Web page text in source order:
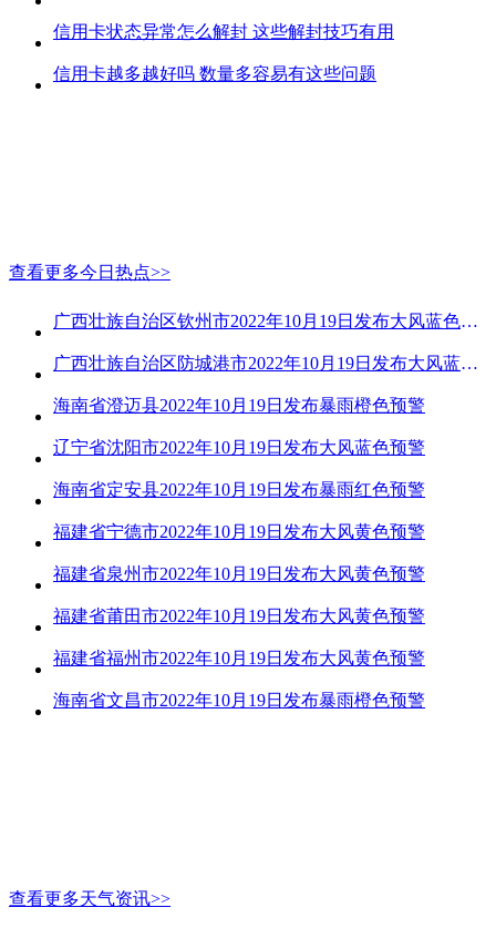
信用卡状态异常怎么解封 这些解封技巧有用
信用卡越多越好吗 数量多容易有这些问题
查看更多今日热点>>
广西壮族自治区钦州市2022年10月19日发布大风蓝色预警
广西壮族自治区防城港市2022年10月19日发布大风蓝色预警
海南省澄迈县2022年10月19日发布暴雨橙色预警
辽宁省沈阳市2022年10月19日发布大风蓝色预警
海南省定安县2022年10月19日发布暴雨红色预警
福建省宁德市2022年10月19日发布大风黄色预警
福建省泉州市2022年10月19日发布大风黄色预警
福建省莆田市2022年10月19日发布大风黄色预警
福建省福州市2022年10月19日发布大风黄色预警
海南省文昌市2022年10月19日发布暴雨橙色预警
查看更多天气资讯>>